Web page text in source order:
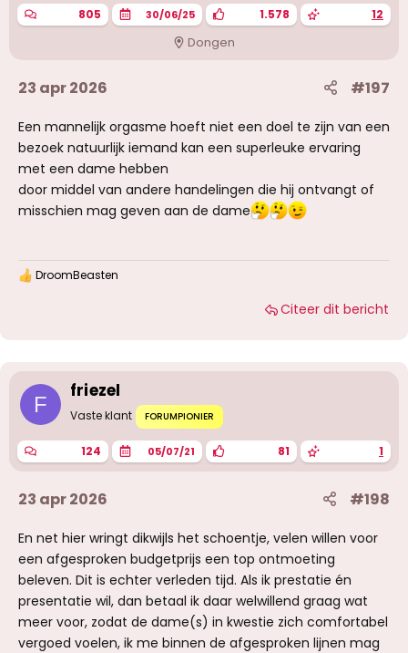
Bizar genoeg was mijn beste ervaring in de
laatste jaren een boeking van 30 minuten voor
120 euro met een jonge Braziliaanse dame die
mij nog een week liet nagloeien. Maar dat was
n
:
805 30/06/25 1.578 12
Dongen
23 apr 2026 #197
Een mannelijk orgasme hoeft niet een doel te zijn van een
bezoek natuurlijk iemand kan een superleuke ervaring
met een dame hebben
door middel van andere handelingen die hij ontvangt of
misschien mag geven aan de dame
W
n
g
n
:
DroomBeasten
Citeer dit bericht
F
friezel
Vaste klant FORUMPIONIER
124 05/07/21 81 1
23 apr 2026 #198
En net hier wringt dikwijls het schoentje, velen willen voor
een afgesproken budgetprijs een top ontmoeting
beleven. Dit is echter verleden tijd. Als ik prestatie én
presentatie wil, dan betaal ik daar welwillend graag wat
meer voor, zodat de dame(s) in kwestie zich comfortabel
vergoed voelen, ik me binnen de afgesproken lijnen mag